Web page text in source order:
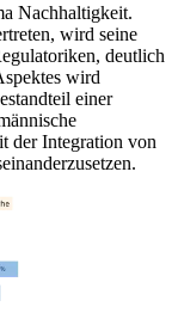
Nachhaltigkeit.
wird seine
deutlich
wird
einer
der Integration von